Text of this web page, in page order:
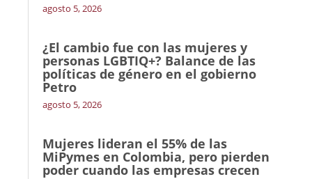
agosto 5, 2026
¿El cambio fue con las mujeres y
personas LGBTIQ+? Balance de las
políticas de género en el gobierno
Petro
agosto 5, 2026
Mujeres lideran el 55% de las
MiPymes en Colombia, pero pierden
poder cuando las empresas crecen